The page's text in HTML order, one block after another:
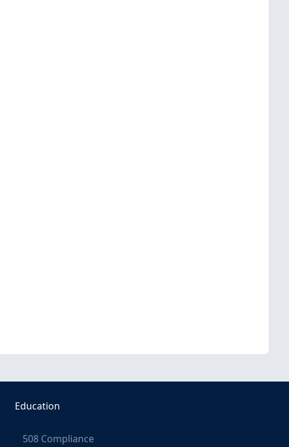
Education
508 Compliance